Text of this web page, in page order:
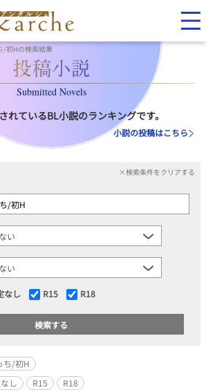
/初Hの検索結果
Submitted Novels
れているBL小説のランキングです。
小説の投稿はこちら
×検索条件をクリアする
なし R15 R18
ち/初H
し R15 R18